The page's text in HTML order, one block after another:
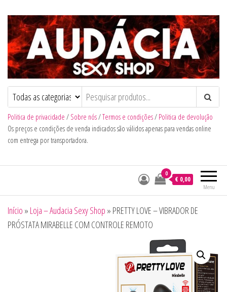
Audacia Sexy Shop
Politica de privacidade / Sobre nós/Termos e condições/ Politica de devolução
Os preços e condições de venda indicados são válidos apenas para vendas online
com entrega por transportadora.
Menu
0
€ 0,00
Início » Loja – Audacia Sexy Shop » PRETTY LOVE – VIBRADOR DE
PRÓSTATA MIRABELLE COM CONTROLE REMOTO